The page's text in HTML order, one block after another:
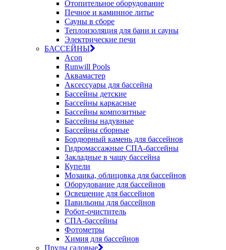
Отопительное оборудование
Печное и каминное литье
Сауны в сборе
Теплоизоляция для бани и сауны
Электрические печи
БАССЕЙНЫ
Acon
Runwill Pools
Аквамастер
Аксессуары для бассейна
Бассейны детские
Бассейны каркасные
Бассейны композитные
Бассейны надувные
Бассейны сборные
Бордюрный камень для бассейнов
Гидромассажные СПА-бассейны
Закладные в чашу бассейна
Купели
Мозаика, облицовка для бассейнов
Оборудование для бассейнов
Освещение для бассейнов
Павильоны для бассейнов
Робот-очиститель
СПА-бассейны
Фотометры
Химия для бассейнов
Пруды садовые